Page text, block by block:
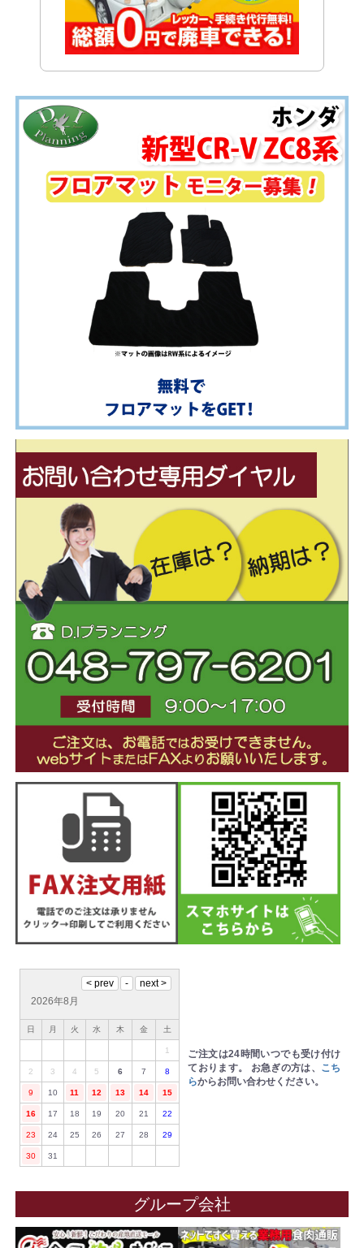
2026年8月
日 月 火 水 木 金 土
1
2 3 4 5 6 7 8
9 10 11 12 13 14 15
16 17 18 19 20 21 22
23 24 25 26 27 28 29
30 31
ご注文は24時間いつでも受け付け
ております。 お急ぎの方は、 こち
らからお問い合わせください。
グループ会社